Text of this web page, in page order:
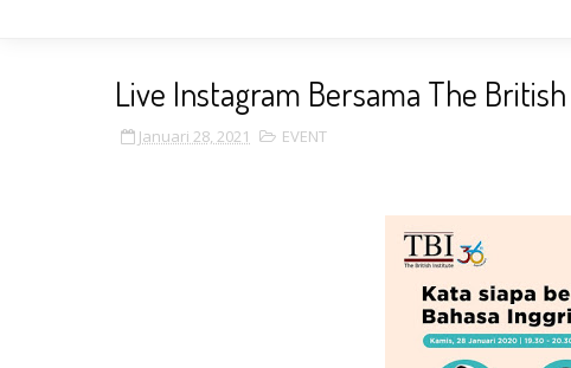
Live Instagram Bersama The
Januari 28, 2021 EVENT